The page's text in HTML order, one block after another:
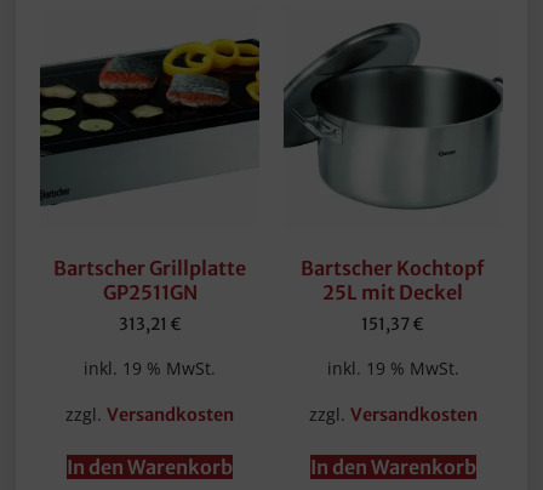
Bartscher Grillplatte
GP2511GN
313,21 €
inkl. 19 % MwSt.
zzgl.Versandkosten
In den Warenkorb
Bartscher Kochtopf
25L mit Deckel
151,37€
inkl. 19 % MwSt.
zzgl. Versandkosten
In den Warenkorb